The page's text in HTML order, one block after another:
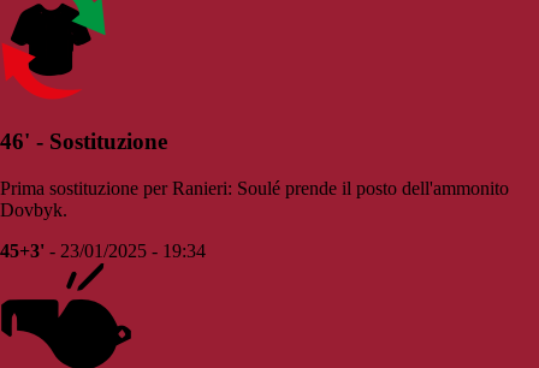
46' - Sostituzione
Prima sostituzione per Ranieri: Soulé prende il posto dell'ammonito
Dovbyk.
45+3' - 23/01/2025 - 19:34